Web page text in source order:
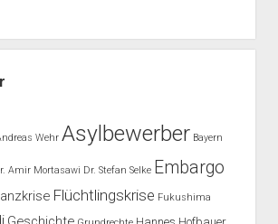
Wehr Asylbewerber Bayern
Amir Mortasawi Dr. Stefan Selke Embargo
Flüchtlingskrise Fukushima